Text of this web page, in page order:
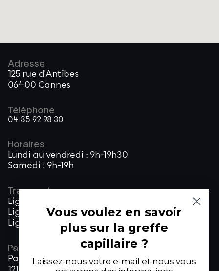
Adresse
125 rue d'Antibes
06400 Cannes
Téléphone
04 85 92 98 30
Horaires
Lundi au vendredi : 9h-19h30
Samedi : 9h-19h
Transports
Ligne City : Arrêt Eden Hôtel
Ligne 21 : Arrêt Commandant Vidal ou Gallia
Ligne N21 : Arrêt Gallia
Parking
Parking Lamy
Vous voulez en savoir
plus sur la greffe
capillaire ?
Laissez-nous votre e-mail et nous vous